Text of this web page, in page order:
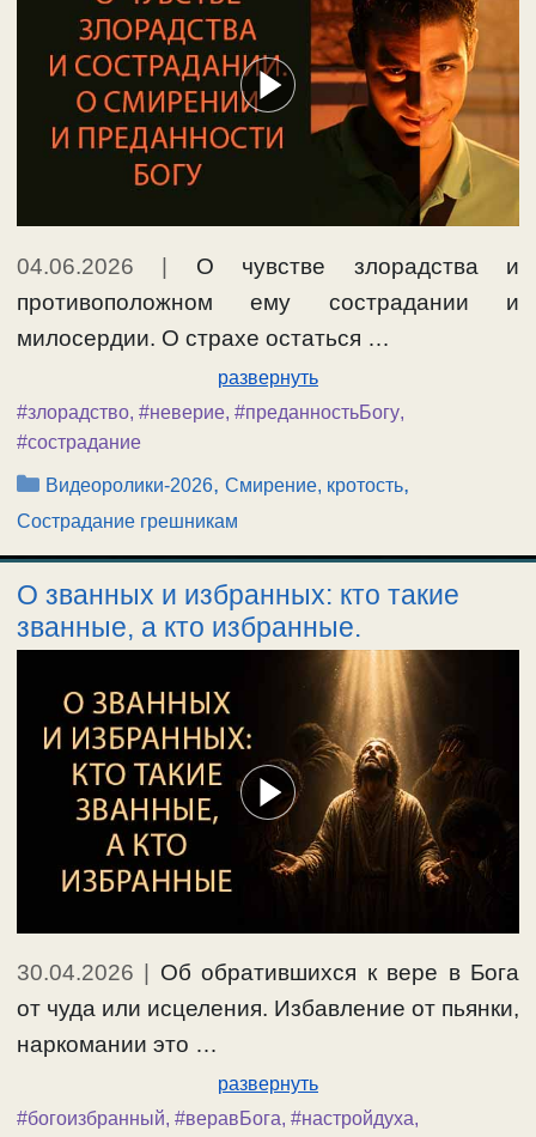
04.06.2026 | О чувстве злорадства и
противоположном ему сострадании и
милосердии. О страхе остаться …
развернуть
#злорадство, #неверие, #преданностьБогу,
#сострадание
Рубрики
Видеоролики-2026,Смирение, кротость,
Сострадание грешникам
О званных и избранных: кто такие
званные, а кто избранные.
30.04.2026
Об обратившихся к вере в Бога
от чуда или исцеления. Избавление от пьянки,
наркомании это …
развернуть
#богоизбранный, #веравБога, #настройдуха,